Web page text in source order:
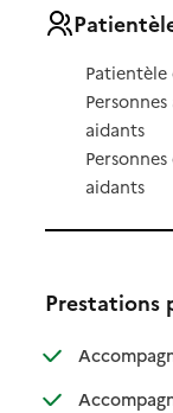
aidants
aidants
Prestations